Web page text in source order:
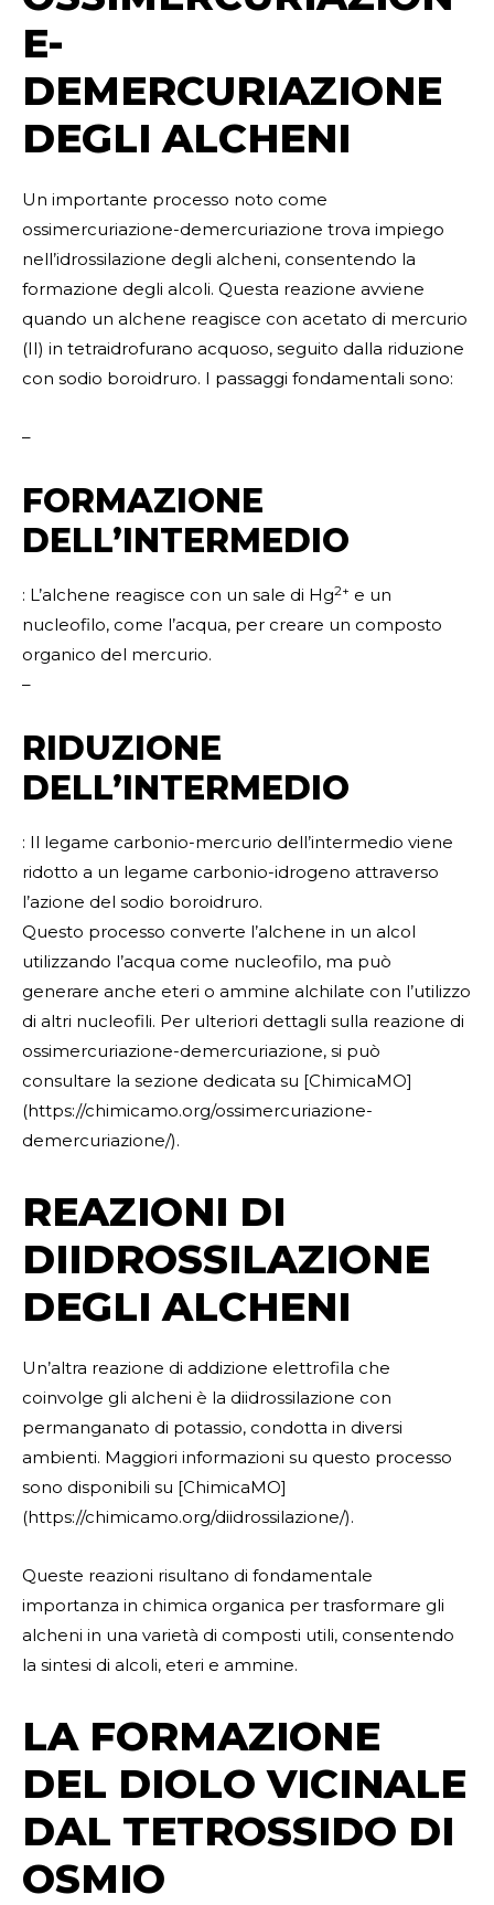
E-
DEMERCURIAZIONE
DEGLI ALCHENI
Un importante processo noto come
ossimercuriazione-demercuriazione trova impiego
nell’idrossilazione degli alcheni, consentendo la
formazione degli alcoli. Questa reazione avviene
quando un alchene reagisce con acetato di mercurio
(II) in tetraidrofurano acquoso, seguito dalla riduzione
con sodio boroidruro. I passaggi fondamentali sono:
–
FORMAZIONE
DELL’INTERMEDIO
: L’alchene reagisce con un sale di Hg2+ e un
nucleofilo, come l’acqua, per creare un composto
organico del mercurio.
–
RIDUZIONE
DELL’INTERMEDIO
: Il legame carbonio-mercurio dell’intermedio viene
ridotto a un legame carbonio-idrogeno attraverso
l’azione del sodio boroidruro.
Questo processo converte l’alchene in un alcol
utilizzando l’acqua come nucleofilo, ma può
generare anche eteri o ammine alchilate con l’utilizzo
di altri nucleofili. Per ulteriori dettagli sulla reazione di
ossimercuriazione-demercuriazione, si può
consultare la sezione dedicata su [ChimicaMO]
(https://chimicamo.org/ossimercuriazione-
demercuriazione/).
REAZIONI DI
DIIDROSSILAZIONE
DEGLI ALCHENI
Un’altra reazione di addizione elettrofila che
coinvolge gli alcheni è la diidrossilazione con
permanganato di potassio, condotta in diversi
ambienti. Maggiori informazioni su questo processo
sono disponibili su [ChimicaMO]
(https://chimicamo.org/diidrossilazione/).
Queste reazioni risultano di fondamentale
importanza in chimica organica per trasformare gli
alcheni in una varietà di composti utili, consentendo
la sintesi di alcoli, eteri e ammine.
LA FORMAZIONE
DEL DIOLO VICINALE
DAL TETROSSIDO DI
OSMIO